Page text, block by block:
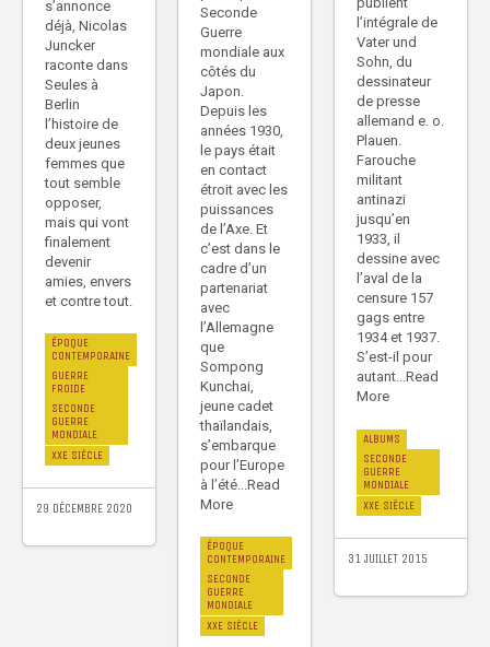
s’annonce
déjà, Nicolas
Juncker
raconte dans
Seules à
Berlin
l’histoire de
deux jeunes
femmes que
tout semble
opposer,
mais qui vont
finalement
devenir
amies, envers
et contre tout.
ÉPOQUE
CONTEMPORAINE
GUERRE
FROIDE
SECONDE
GUERRE
MONDIALE
XXE SIÈCLE
29 DÉCEMBRE 2020
Seconde
Guerre
mondiale aux
côtés du
Japon.
Depuis les
années 1930,
le pays était
en contact
étroit avec les
puissances
de l’Axe. Et
c’est dans le
cadre d’un
partenariat
avec
l’Allemagne
que
Sompong
Kunchai,
jeune cadet
thaïlandais,
s’embarque
pour l’Europe
à l’été...Read
More
ÉPOQUE
CONTEMPORAINE
SECONDE
GUERRE
MONDIALE
XXE SIÈCLE
l’intégrale de
Vater und
Sohn, du
dessinateur
de presse
allemand e. o.
Plauen.
Farouche
militant
antinazi
jusqu’en
1933, il
dessine avec
l’aval de la
censure 157
gags entre
1934 et 1937.
S’est-il pour
autant...Read
More
ALBUMS
SECONDE
GUERRE
MONDIALE
XXE SIÈCLE
31 JUILLET 2015